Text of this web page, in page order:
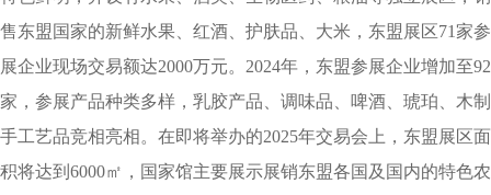
售东盟国家的新鲜水果、红酒、护肤品、大米，东盟展区71家参
展企业现场交易额达2000万元。2024年，东盟参展企业增加至92
家，参展产品种类多样，乳胶产品、调味品、啤酒、琥珀、木制
手工艺品竞相亮相。在即将举办的2025年交易会上，东盟展区面
积将达到6000㎡，国家馆主要展示展销东盟各国及国内的特色农